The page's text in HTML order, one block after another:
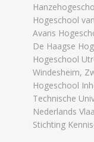
Hogeschool
Avans
De Haagse
Hogeschool
Windesheim,
Hogeschool
Technische
Nederlands
Stichting